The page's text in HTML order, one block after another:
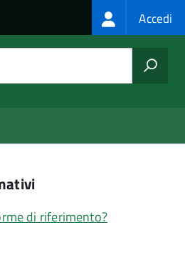
Login
menu
Accedi
di riferimento?